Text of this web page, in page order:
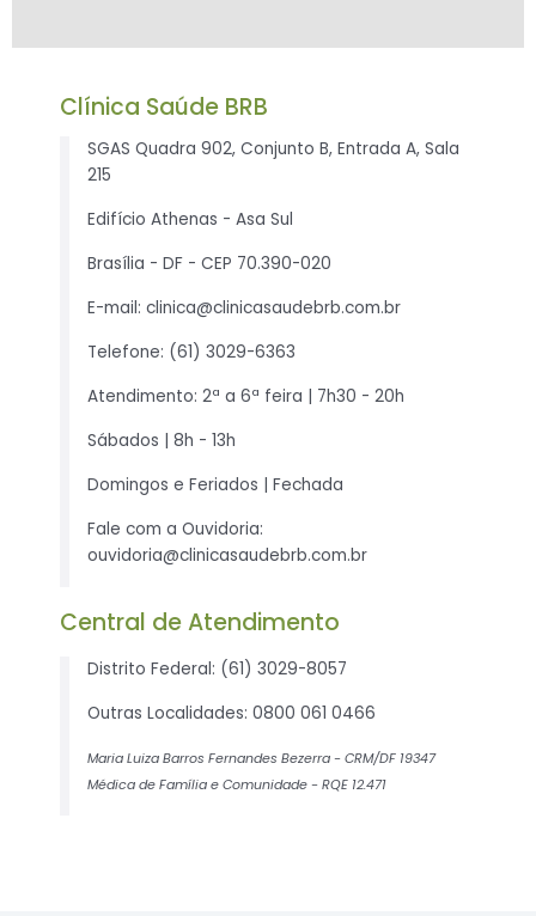
Clínica Saúde BRB
SGAS Quadra 902, Conjunto B, Entrada A, Sala
215
Edifício Athenas - Asa Sul
Brasília - DF - CEP 70.390-020
E-mail: clinica@clinicasaudebrb.com.br
Telefone: (61) 3029-6363
Atendimento: 2ª a 6ª feira | 7h30 - 20h
Sábados | 8h - 13h
Domingos e Feriados | Fechada
Fale com a Ouvidoria:
ouvidoria@clinicasaudebrb.com.br
Central de Atendimento
Distrito Federal: (61) 3029-8057
Outras Localidades: 0800 061 0466
Maria Luiza Barros Fernandes Bezerra - CRM/DF 19347
Médica de Família e Comunidade - RQE 12.471